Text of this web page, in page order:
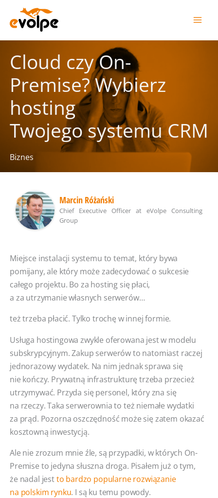
Przejdź
Cloud czy On-
Premise? Wybierz
hosting
Twojego systemu CRM
Biznes
Marcin Różański
Chief Executive Officer at eVolpe Consulting
Group
Miejsce instalacji systemu to temat, który bywa
pomijany, ale który może zadecydować o sukcesie
całego projektu. Bo za hosting się płaci,
a za utrzymanie własnych serwerów…
też trzeba płacić. Tylko trochę w innej formie.
Usługa hostingowa zwykle oferowana jest w modelu
subskrypcyjnym. Zakup serwerów to natomiast raczej
jednorazowy wydatek. Na nim jednak sprawa się
nie kończy. Prywatną infrastrukturę trzeba przecież
utrzymywać. Przyda się personel, który zna się
na rzeczy. Taka serwerownia to też niemałe wydatki
za prąd. Pozorna oszczędność może się zatem okazać
kosztowną inwestycją.
Ale nie zrozum mnie źle, są przypadki, w których On-
Premise to jedyna słuszna droga. Pisałem już o tym,
że nadal jestto bardzo popularne rozwiązanie
na polskim rynku. I są ku temu powody.